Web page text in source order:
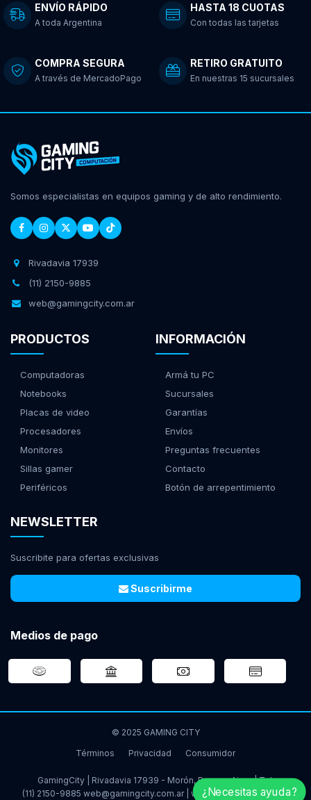
ENVÍO RÁPIDO
A toda Argentina
HASTA 18 CUOTAS
Con todas las tarjetas
COMPRA SEGURA
A través de MercadoPago
RETIRO GRATUITO
En nuestras 15 sucursales
Somos especialistas en equipos gaming y de alto rendimiento.
Rivadavia 17939
(11) 2150-9885
web@gamingcity.com.ar
PRODUCTOS
Computadoras
Notebooks
Placas de video
Procesadores
Monitores
Sillas gamer
Periféricos
INFORMACIÓN
Armá tu PC
Sucursales
Garantías
Envíos
Preguntas frecuentes
Contacto
Botón de arrepentimiento
NEWSLETTER
Suscribite para ofertas exclusivas
Suscribirme
Medios de pago
© 2025 GAMING CITY
Términos
Privacidad Consumidor
GamingCity | Rivadavia 17939 - Morón, Buenos Aires | Tel:
(11) 2150-9885 web@gamingcity.com.ar www.gamingcity.com.ar
¿Necesitas ayuda?